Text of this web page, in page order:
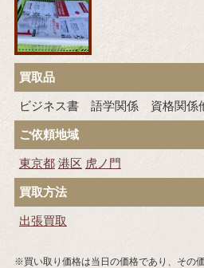
買取品
ビジネス書 語学関係 資格関係
ご依頼地域
東京都 港区 虎ノ門
買取方法
出張買取
※買い取り価格は当日の価格であり、その